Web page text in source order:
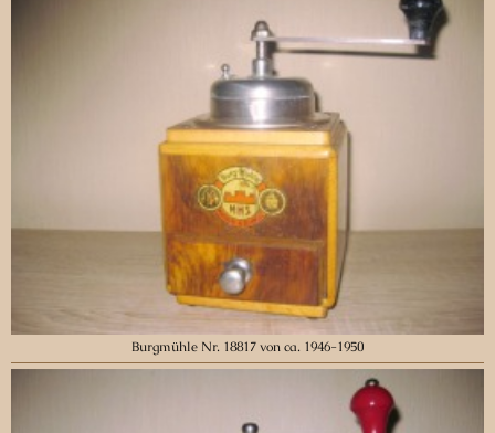
Burgmühle Nr. 18817 von ca. 1946-1950